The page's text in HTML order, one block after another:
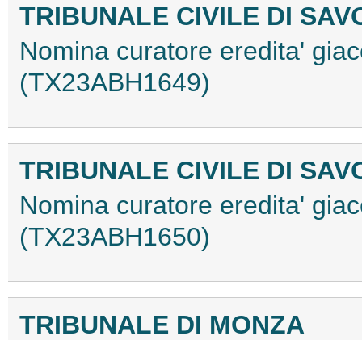
TRIBUNALE CIVILE DI
Nomina curatore eredita'
(TX23ABH1649)
TRIBUNALE CIVILE DI
Nomina curatore eredita'
(TX23ABH1650)
TRIBUNALE DI MONZA